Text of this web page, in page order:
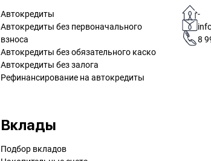
Автокредиты
Автокредиты без первоначального
взноса
Автокредиты без обязательного каско
Автокредиты без залога
Рефинансирование на aвтокредиты
-
8
Вклады
Подбор вкладов